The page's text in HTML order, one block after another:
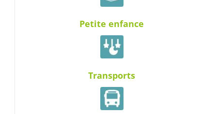
Petite enfance
Transports